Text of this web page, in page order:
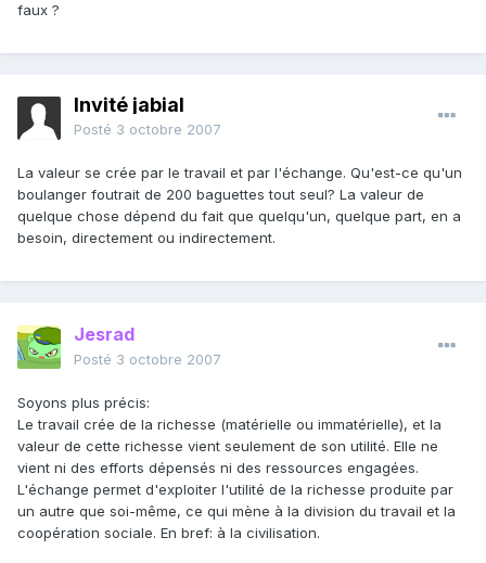
faux ?
Invité jabial
Posté 3 octobre 2007
La valeur se crée par le travail et par l'échange. Qu'est-ce qu'un
boulanger foutrait de 200 baguettes tout seul? La valeur de
quelque chose dépend du fait que quelqu'un, quelque part, en a
besoin, directement ou indirectement.
Jesrad
Posté 3 octobre 2007
Soyons plus précis:
Le travail crée de la richesse (matérielle ou immatérielle), et la
valeur de cette richesse vient seulement de son utilité. Elle ne
vient ni des efforts dépensés ni des ressources engagées.
L'échange permet d'exploiter l'utilité de la richesse produite par
un autre que soi-même, ce qui mène à la division du travail et la
coopération sociale. En bref: à la civilisation.